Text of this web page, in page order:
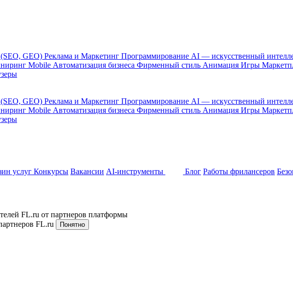
GEO) Реклама и Маркетинг Программирование AI — искусственный
Mobile Автоматизация бизнеса Фирменный стиль Анимация Игры
GEO) Реклама и Маркетинг Программирование AI — искусственный
Mobile Автоматизация бизнеса Фирменный стиль Анимация Игры
услуг Конкурсы Вакансии AI-инструменты Блог Работы фрилансеров
FL.ru от партнеров платформы
FL.ru
Понятно